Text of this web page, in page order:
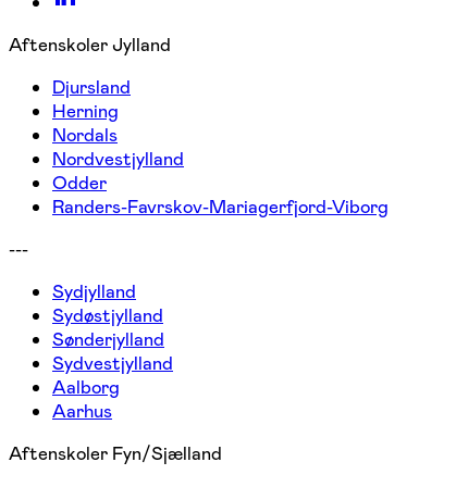
Aftenskoler Jylland
Djursland
Herning
Nordals
Nordvestjylland
Odder
Randers-Favrskov-Mariagerfjord-Viborg
---
Sydjylland
Sydøstjylland
Sønderjylland
Sydvestjylland
Aalborg
Aarhus
Aftenskoler Fyn/Sjælland